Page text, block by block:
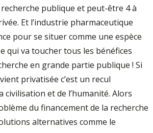
publique et peut-être 4 à
Et l’industrie pharmaceutique
pour se situer comme une espèce
qui va toucher tous les bénéfices
en grande partie publique ! Si
privatisée c’est un recul
civilisation et de l’humanité. Alors
du financement de la recherche
alternatives comme le